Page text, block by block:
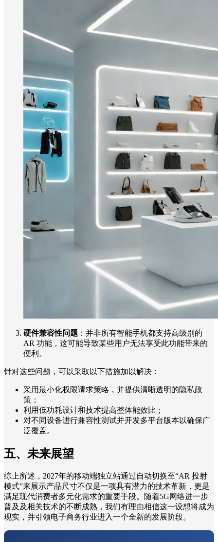
硬件兼容性问题 ：并非所有智能手机都支持高级别的
AR 功能，这可能导致某些用户无法享受此功能带来的
便利。
针对这些问题，可以采取以下措施加以解决：
采用最小化权限请求策略，并提供清晰透明的隐私政
策；
利用低功耗设计和技术提高整体能效比；
对不同设备进行兼容性测试并开发多平台版本以确保广
泛覆盖。
五、未来展望
综上所述，2027年的移动端独立站通过自动切换至“AR 投射
模式”来展示产品尺寸不仅是一项具有潜力的技术革新，更是
满足现代消费者多元化需求的重要手段。随着5G网络进一步
普及及相关技术的不断成熟，我们有理由相信这一设想将成为
现实，并引领电子商务行业进入一个全新的发展阶段。